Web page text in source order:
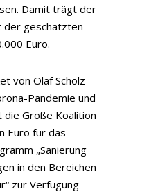
Damit trägt der
der geschätzten
Euro.
von Olaf Scholz
Pandemie und
Große Koalition
Euro für das
„Sanierung
in den Bereichen
zur Verfügung